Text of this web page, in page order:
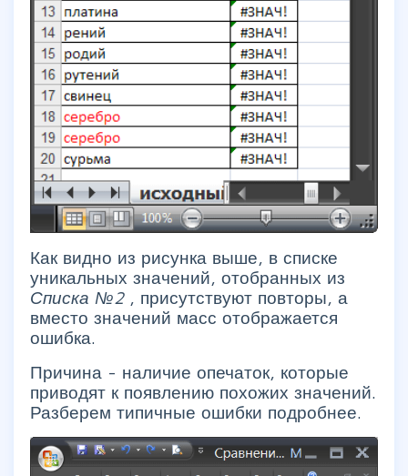
Как видно из рисунка выше, в списке
уникальных значений, отобранных из
Списка №2
, присутствуют повторы, а
вместо значений масс отображается
ошибка.
Причина - наличие опечаток, которые
приводят к появлению похожих значений.
Разберем типичные ошибки подробнее.